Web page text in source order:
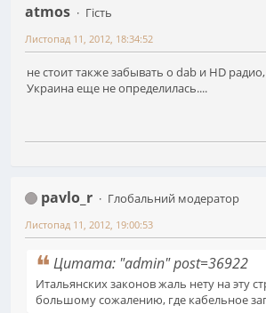
atmos
Гість
Листопад 11, 2012, 18:34:52
не стоит также забывать о dab и HD
Украина еще не определилась....
pavlo_r
Глобальний модератор
Листопад 11, 2012, 19:00:53
Цитата: "admin" post=36922
Итальянских законов жаль нету на эту
большому сожалению, где кабельное